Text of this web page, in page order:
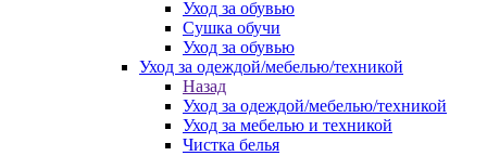
Уход за обувью
Сушка обучи
Уход за обувью
Уход за одеждой/мебелью/техникой
Назад
Уход за одеждой/мебелью/техникой
Уход за мебелью и техникой
Чистка белья